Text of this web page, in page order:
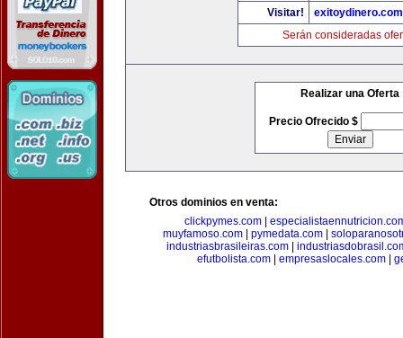
Visitar!
exitoydinero.com
Serán consideradas
Realizar una Oferta
Precio Ofrecido $
Otros dominios en venta:
clickpymes.com
muyfamoso.com
pymedata.com
industriasbrasileiras.com|
efutbolista.com| empresaslocales.com|